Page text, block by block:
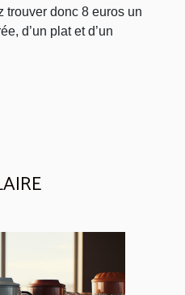
trouver donc 8 euros un
d’un plat et d’un